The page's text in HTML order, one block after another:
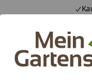
Alle Produkte
Mein Konto
Suchen